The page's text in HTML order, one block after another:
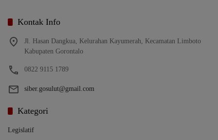
Kontak Info
Jl. Hasan Dangkua, Kelurahan Kayumerah, Kecamatan Limboto
Kabupaten Gorontalo
0822 9115 1789
siber.gosulut@gmail.com
Kategori
Legislatif